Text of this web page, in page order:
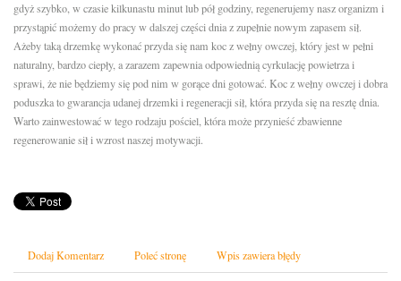
gdyż szybko, w czasie kilkunastu minut lub pół godziny, regenerujemy nasz organizm i
przystąpić możemy do pracy w dalszej części dnia z zupełnie nowym zapasem sił.
Ażeby taką drzemkę wykonać przyda się nam koc z wełny owczej, który jest w pełni
naturalny, bardzo ciepły, a zarazem zapewnia odpowiednią cyrkulację powietrza i
sprawi, że nie będziemy się pod nim w gorące dni gotować. Koc z wełny owczej i dobra
poduszka to gwarancja udanej drzemki i regeneracji sił, która przyda się na resztę dnia.
Warto zainwestować w tego rodzaju pościel, która może przynieść zbawienne
regenerowanie sił i wzrost naszej motywacji.
Dodaj Komentarz Poleć stronę Wpis zawiera błędy